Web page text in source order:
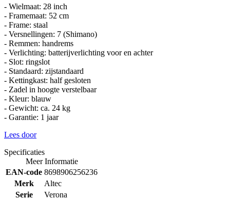
- Wielmaat: 28 inch
- Framemaat: 52 cm
- Frame: staal
- Versnellingen: 7 (Shimano)
- Remmen: handrems
- Verlichting: batterijverlichting voor en achter
- Slot: ringslot
- Standaard: zijstandaard
- Kettingkast: half gesloten
- Zadel in hoogte verstelbaar
- Kleur: blauw
- Gewicht: ca. 24 kg
- Garantie: 1 jaar
Lees door
Specificaties
Meer Informatie
EAN-code 8698906256236
Merk
Altec
Serie
Verona